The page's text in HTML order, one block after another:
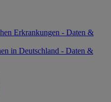
Erkrankungen - Daten &
in Deutschland - Daten &